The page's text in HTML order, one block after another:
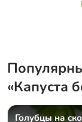
«Капуста
Голубцы на